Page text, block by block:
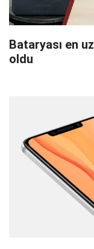
Bataryası en
oldu